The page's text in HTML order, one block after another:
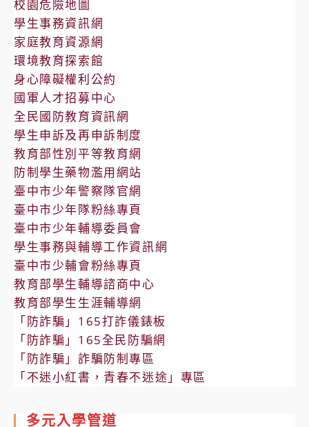
校園危險地圖
學生事務資訊網
家庭教育資源網
環境教育探索館
身心障礙權利公約
國軍人才招募中心
全民國防教育資訊網
學生申訴及再申訴制度
教育部性別平等教育網
防制學生藥物濫用網站
臺中市少年警察隊官網
臺中市少年隊粉絲專頁
臺中市少年輔導委員會
學生事務與輔導工作資訊網
臺中市少輔會粉絲專頁
教育部學生輔導諮商中心
教育部學生生涯輔導網
「防詐騙」165打詐儀錶板
「防詐騙」165全民防騙網
「防詐騙」詐騙防制專區
「不迷小紅書，青春不迷途」專區
多元入學管道